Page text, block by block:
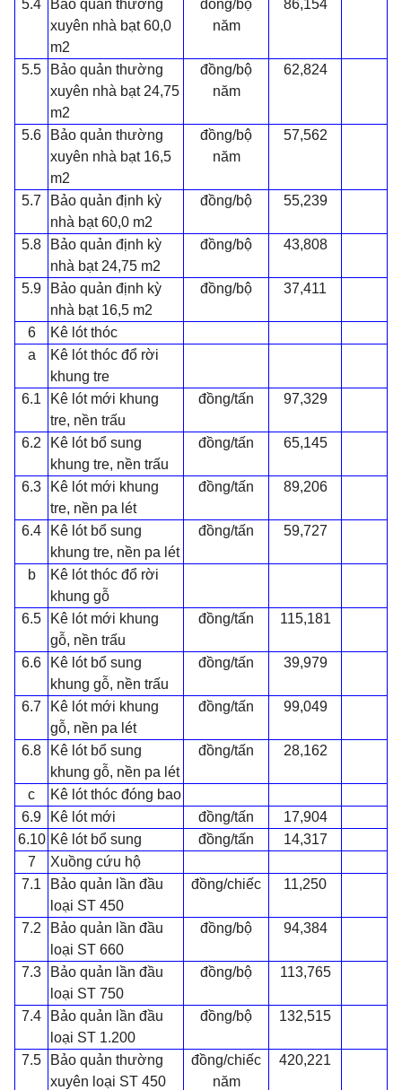
5.4
Bảo quản thường
xuyên nhà bạt 60,0
m2
đồng/bộ
năm
86,154
5.5
Bảo quản thường
xuyên nhà bạt 24,75
m2
đồng/bộ
năm
62,824
5.6
Bảo quản thường
xuyên nhà bạt 16,5
m2
đồng/bộ
năm
57,562
5.7
Bảo quản định kỳ
nhà bạt 60,0 m2
đồng/bộ 55,239
5.8
Bảo quản định kỳ
nhà bạt 24,75 m2
đồng/bộ 43,808
5.9
Bảo quản định kỳ
nhà bạt 16,5 m2
đồng/bộ 37,411
6
Kê lót thóc
a
Kê lót thóc đổ rời
khung tre
6.1
Kê lót mới khung
tre, nền trấu
đồng/tấn 97,329
6.2
Kê lót bổ sung
khung tre, nền trấu
đồng/tấn 65,145
6.3
Kê lót mới khung
tre, nền pa lét
đồng/tấn 89,206
6.4
Kê lót bổ sung
khung tre, nền pa lét
đồng/tấn 59,727
b
Kê lót thóc đổ rời
khung gỗ
6.5
Kê lót mới khung
gỗ, nền trấu
đồng/tấn 115,181
6.6
Kê lót bổ sung
khung gỗ, nền trấu
đồng/tấn 39,979
6.7
Kê lót mới khung
gỗ, nền pa lét
đồng/tấn 99,049
6.8
Kê lót bổ sung
khung gỗ, nền pa lét
đồng/tấn 28,162
c
Kê lót thóc đóng bao
6.9
Kê lót mới đồng/tấn
17,904
6.10 Kê lót bổ sung đồng/tấn
14,317
7
Xuồng cứu hộ
7.1
Bảo quản lần đầu
loại ST 450
đồng/chiếc 11,250
7.2
Bảo quản lần đầu
loại ST 660
đồng/bộ 94,384
7.3
Bảo quản lần đầu
loại ST 750
đồng/bộ 113,765
7.4
Bảo quản lần đầu
loại ST 1.200
đồng/bộ 132,515
7.5
Bảo quản thường
xuyên loại ST 450
đồng/chiếc
năm
420,221